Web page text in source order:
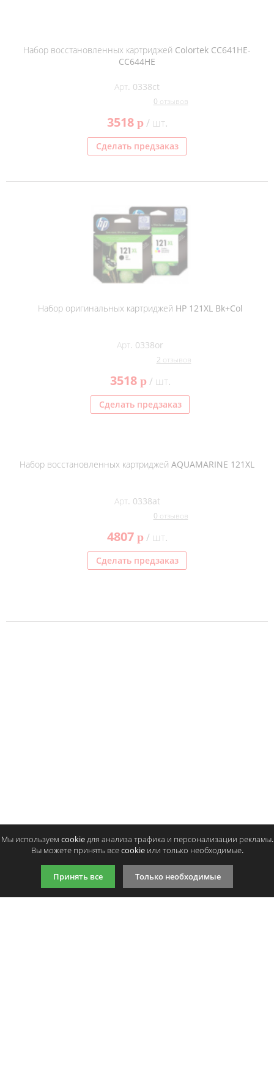
Набор восстановленных картриджей Colortek CC641HE-
CC644HE
Арт. 0338ct
0 отзывов
3518 p/ шт.
Сделать предзаказ
Набор оригинальных картриджей HP 121XL Bk+Col
Арт. 0338or
2 отзывов
3518 p/ шт.
Сделать предзаказ
Набор восстановленных картриджей AQUAMARINE 121XL
Арт. 0338at
0 отзывов
4807 p/ шт.
Сделать предзаказ
Мы используем cookie для анализа трафика и персонализации рекламы.
Вы можете принять все cookie или только необходимые.
Принять все Только необходимые